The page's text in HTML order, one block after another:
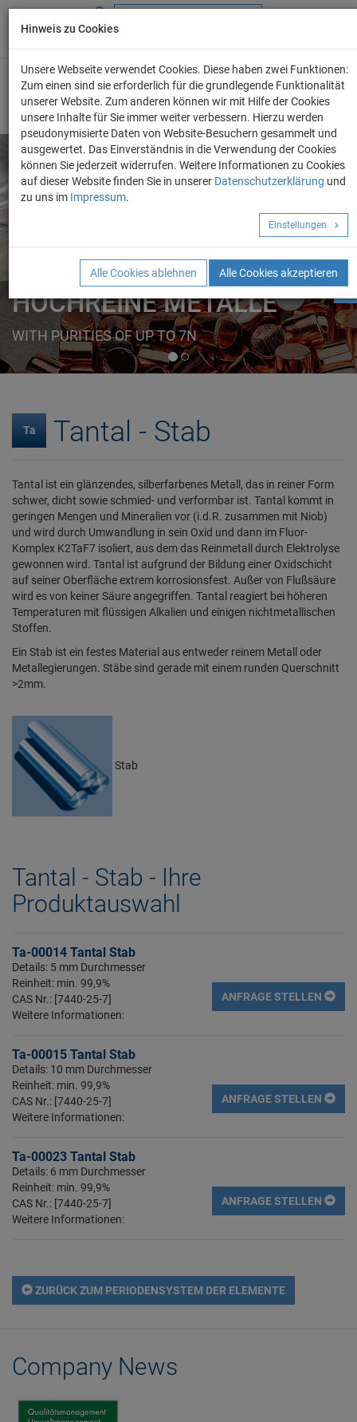
+49 (0) 69 986 4604 - 0
ELEMENTE
FORMEN
HOCHREINE METALLE
WITH PURITIES OF UP TO 7N
Angebot anfordern!
Ta Tantal - Stab
Tantal ist ein glänzendes, silberfarbenes Metall, das in reiner Form
schwer, dicht sowie schmied- und verformbar ist. Tantal kommt in
geringen Mengen und Mineralien vor (i.d.R. zusammen mit Niob)
und wird durch Umwandlung in sein Oxid und dann im Fluor-
Komplex K2TaF7 isoliert, aus dem das Reinmetall durch Elektrolyse
gewonnen wird. Tantal ist aufgrund der Bildung einer Oxidschicht
auf seiner Oberfläche extrem korrosionsfest. Außer von Flußsäure
wird es von keiner Säure angegriffen. Tantal reagiert bei höheren
Temperaturen mit flüssigen Alkalien und einigen nichtmetallischen
Stoffen.
Ein Stab ist ein festes Material aus entweder reinem Metall oder
Metallegierungen. Stäbe sind gerade mit einem runden Querschnitt
>2mm.
Stab
Tantal - Stab - Ihre
Produktauswahl
Ta-00014 Tantal Stab
Details: 5 mm Durchmesser
Reinheit: min. 99,9%
CAS Nr.: [7440-25-7]
Weitere Informationen:
ANFRAGE STELLEN
Ta-00015 Tantal Stab
Details: 10 mm Durchmesser
Reinheit: min. 99,9%
CAS Nr.: [7440-25-7]
Weitere Informationen:
ANFRAGE STELLEN
Ta-00023 Tantal Stab
Details: 6 mm Durchmesser
Reinheit: min. 99,9%
CAS Nr.: [7440-25-7]
Weitere Informationen:
ANFRAGE STELLEN
ZURÜCK ZUM PERIODENSYSTEM DER ELEMENTE
Company News
Hinweis zu Cookies
Unsere Webseite verwendet Cookies. Diese haben zwei Funktionen:
Zum einen sind sie erforderlich für die grundlegende Funktionalität
unserer Website. Zum anderen können wir mit Hilfe der Cookies
unsere Inhalte für Sie immer weiter verbessern. Hierzu werden
pseudonymisierte Daten von Website-Besuchern gesammelt und
ausgewertet. Das Einverständnis in die Verwendung der Cookies
können Sie jederzeit widerrufen. Weitere Informationen zu Cookies
auf dieser Website finden Sie in unserer Datenschutzerklärung und
zu uns im Impressum.
Einstellungen
Alle Cookies ablehnen Alle Cookies akzeptieren